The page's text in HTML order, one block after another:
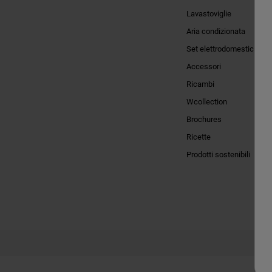
Lavastoviglie
Aria condizionata
Set elettrodomestici
Accessori
Ricambi
Wcollection
Brochures
Ricette
Prodotti sostenibili